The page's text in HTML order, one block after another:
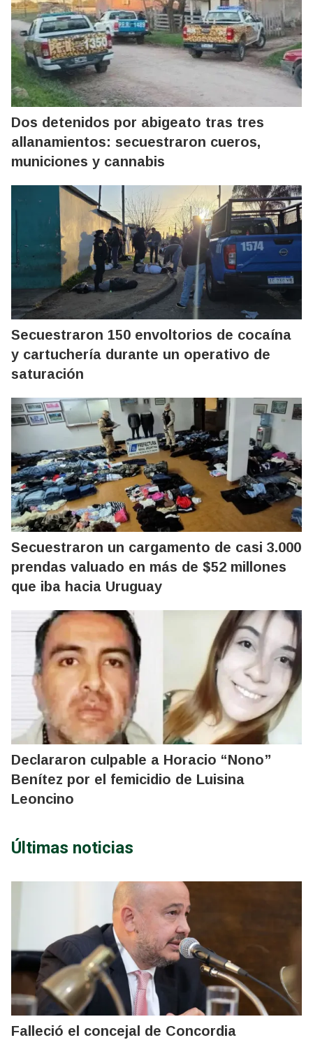
Dos detenidos por abigeato tras tres
allanamientos: secuestraron cueros,
municiones y cannabis
Secuestraron 150 envoltorios de cocaína
y cartuchería durante un operativo de
saturación
Secuestraron un cargamento de casi 3.000
prendas valuado en más de $52 millones
que iba hacia Uruguay
Declararon culpable a Horacio “Nono”
Benítez por el femicidio de Luisina
Leoncino
Últimas noticias
Falleció el concejal de Concordia